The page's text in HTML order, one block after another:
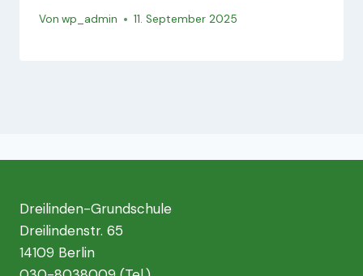
Von wp_admin 11. September 2025
Dreilinden-Grundschule
Dreilindenstr. 65
14109 Berlin